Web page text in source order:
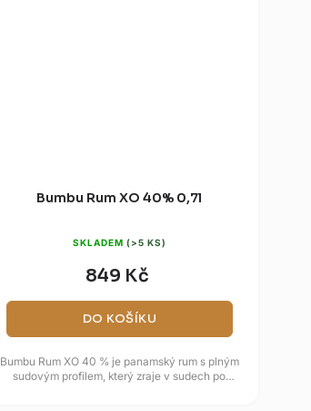
Bumbu Rum XO 40% 0,7l
SKLADEM (>5 KS)
849 Kč
DO KOŠÍKU
Bumbu Rum XO 40 % je panamský rum s plným
sudovým profilem, který zraje v sudech po